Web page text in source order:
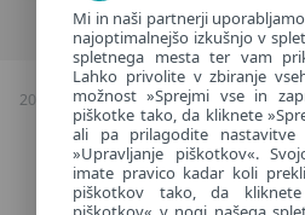
2026 Avtorske pravice & kopiranje;
Upravljanje
Slovenia
Mi in naši partnerji
najoptimalnejšo izkušnjo v
spletnega mesta ter vam
Lahko privolite v zbiranje
možnost »Sprejmi vse in
piškotke tako, da kliknete
ali pa prilagodite
»Upravljanje piškotkov«.
imate pravico kadar koli
piškotkov tako, da